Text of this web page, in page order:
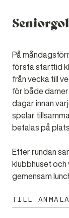
På
första starttid
från vecka till
för både
dagar innan
spelar
betalas på
Efter rundan
klubbhuset
gemensam
TILL